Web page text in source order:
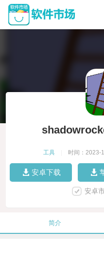
工具 时间：2023-
安卓下载
安卓
简介